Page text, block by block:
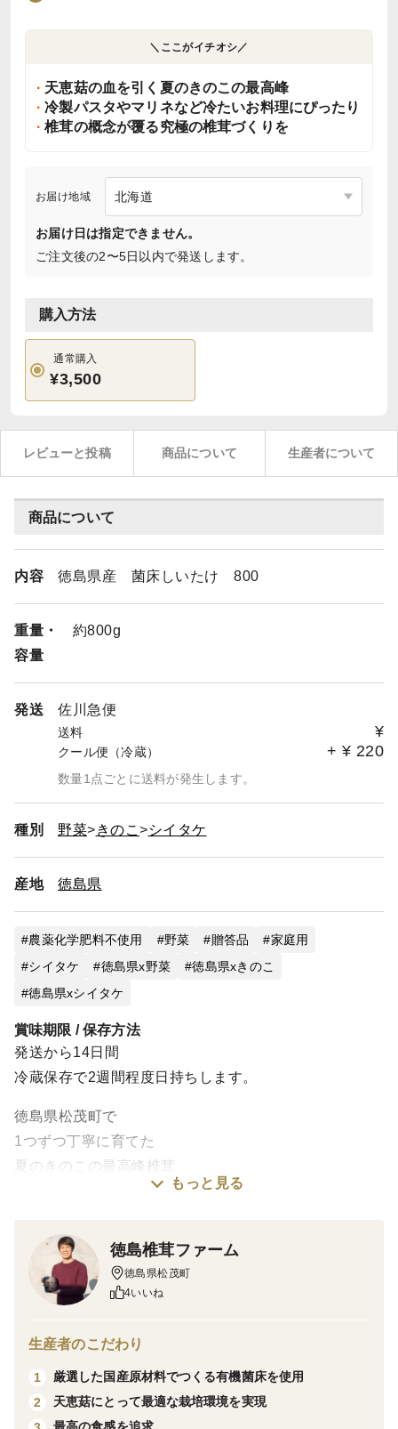
＼ここがイチオシ／
天恵菇の血を引く夏のきのこの最高峰
冷製パスタやマリネなど冷たいお料理にぴったり
椎茸の概念が覆る究極の椎茸づくりを
お届け地域
お届け日は指定できません。
ご注文後の2〜5日以内で発送します。
購入方法
通常購入
¥3,500
レビューと投稿 商品について 生産者について
商品について
内容 徳島県産 菌床しいたけ 800
重量・
容量
約800g
発送 佐川急便
送料 ¥
クール便（冷蔵） + ¥ 220
数量1点ごとに送料が発生します。
種別 野菜 きのこ シイタケ
産地 徳島県
農薬化学肥料不使用 野菜 贈答品
家庭用
シイタケ
徳島県x野菜
徳島県xきのこ
徳島県xシイタケ
賞味期限 / 保存方法
発送から14日間
冷蔵保存で2週間程度日持ちします。
徳島県松茂町で
1つずつ丁寧に育てた
夏のきのこの最高峰椎茸
「三ツ星しいたけ 夏華（なつか）」
椎茸の旬といえば寒い季節——
そんな常識をくつがえすように、
夏の高温多湿な気候の中でも、
まるで“夏に咲く花”のように、
もっと見る
徳島椎茸ファーム
徳島県松茂町
4いいね
生産者のこだわり
1
厳選した国産原材料でつくる有機菌床を使用
2
天恵菇にとって最適な栽培環境を実現